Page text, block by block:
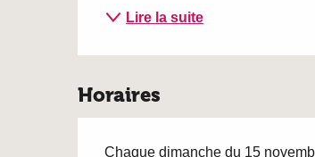
Lire la suite
Horaires
Chaque dimanche du 15